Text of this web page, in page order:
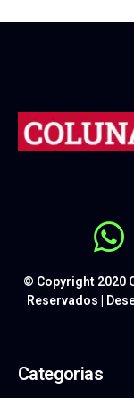
© Copyright 2020
Reservados |
Categorias